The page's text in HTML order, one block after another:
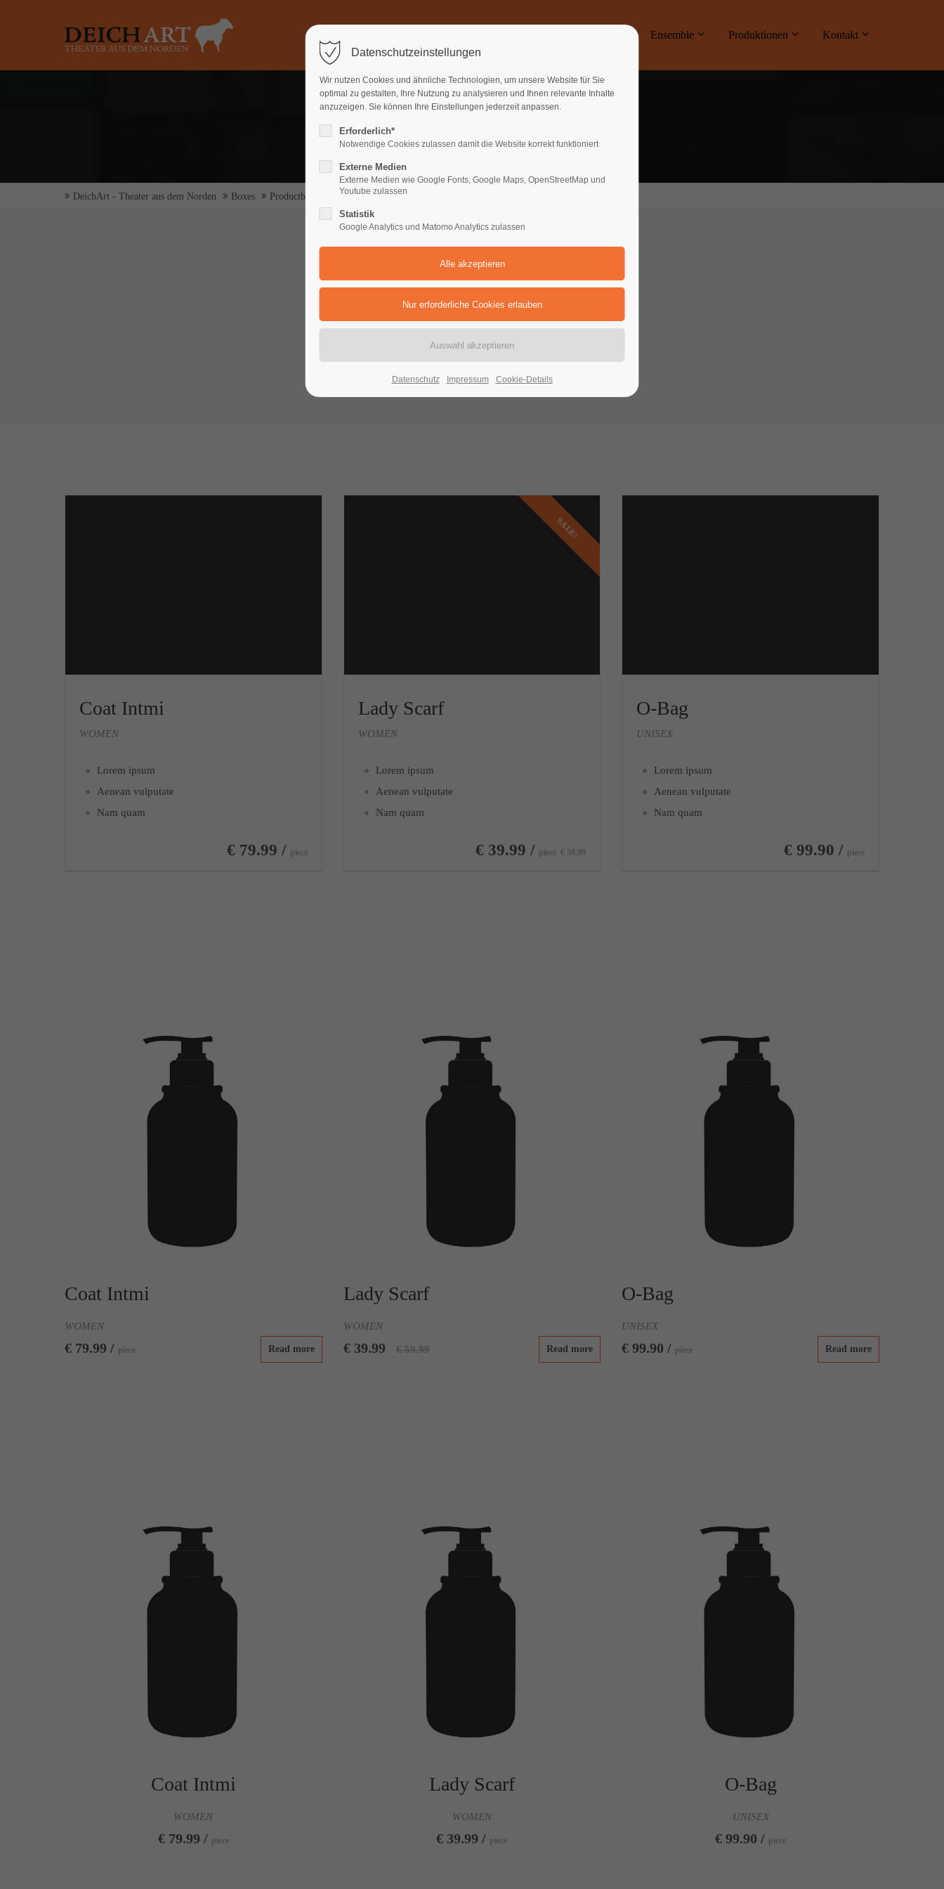
Login Support
Lorem ipsum dolor sit amet:
24h
We offer support for our customers
Cybersteel Inc.
376-293 City Road, Suite 600
San Francisco, CA 94102
Have any questions?
About us
Termine Ensemble Produktionen Kontakt
DeichArt - Theater aus dem Norden Boxes Productbox
Boxes
Productbox
Coat Intmi
WOMEN
Lorem ipsum
Aenean vulputate
Nam quam
€ 79.99 / piece
SALE!
Lady Scarf
WOMEN
Lorem ipsum
Aenean vulputate
Nam quam
€ 39.99 / piece € 59.99
O-Bag
UNISEX
Lorem ipsum
Aenean vulputate
Nam quam
€ 99.90 / piece
Coat Intmi
WOMEN
€ 79.99 / piece Read more
Lady Scarf
WOMEN
€ 39.99 € 59.99 Read more
O-Bag
UNISEX
€ 99.90 / piece Read more
Coat Intmi
WOMEN
€ 79.99 / piece
Lady Scarf
WOMEN
€ 39.99 / piece
O-Bag
UNISEX
€ 99.90 / piece
Datenschutzeinstellungen
Wir nutzen Cookies und ähnliche Technologien, um unsere Website für Sie
optimal zu gestalten, Ihre Nutzung zu analysieren und Ihnen relevante Inhalte
anzuzeigen. Sie können Ihre Einstellungen jederzeit anpassen.
Erforderlich*
Notwendige Cookies zulassen damit die Website korrekt funktioniert
Externe Medien
Externe Medien wie Google Fonts, Google Maps, OpenStreetMap und
Youtube zulassen
Statistik
Google Analytics und Matomo Analytics zulassen
Datenschutz Impressum Cookie-Details